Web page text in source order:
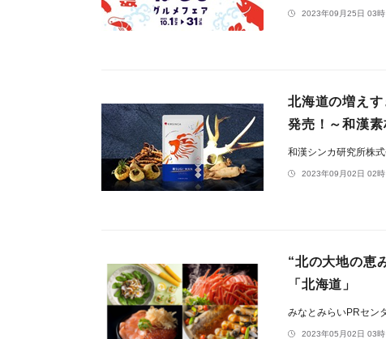
2023年09月25日 03時
北海道の増え
発売！～和漢
和漢シンカ研究所株
2023年09月02日 02時
“北の大地の恵
「北海道」
みなとみらいPRセン
2023年05月02日 03時